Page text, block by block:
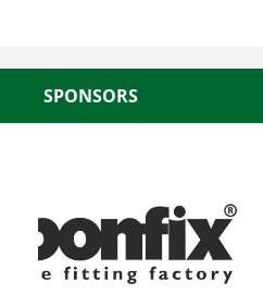
SPONSORS